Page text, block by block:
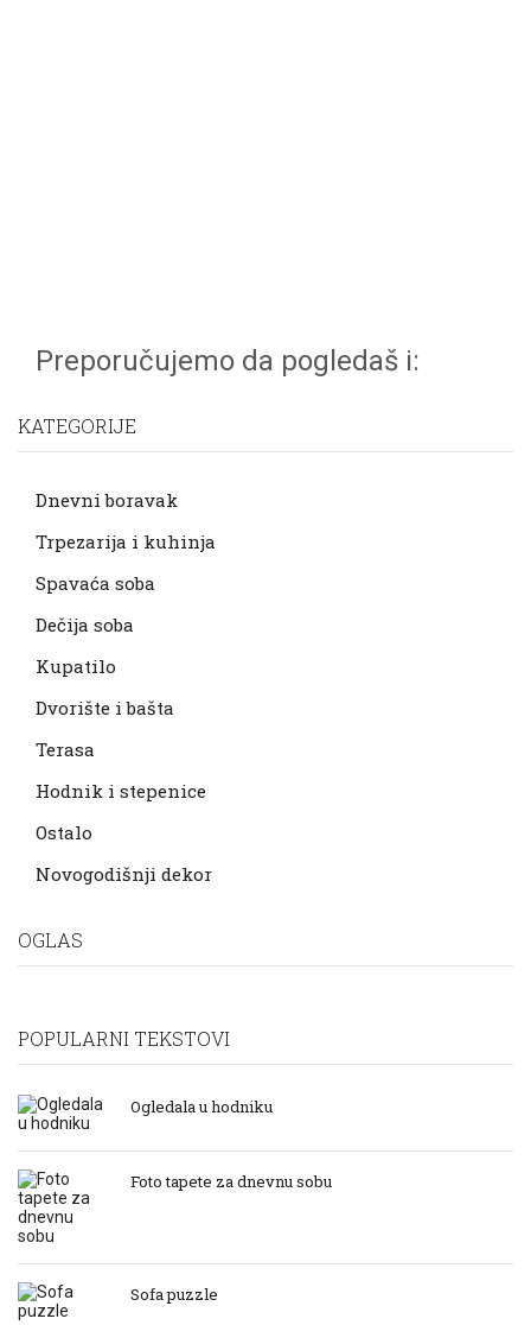
Preporučujemo da pogledaš i:
KATEGORIJE
Dnevni boravak
Trpezarija i kuhinja
Spavaća soba
Dečija soba
Kupatilo
Dvorište i bašta
Terasa
Hodnik i stepenice
Ostalo
Novogodišnji dekor
OGLAS
POPULARNI TEKSTOVI
Ogledala u hodniku
Foto tapete za dnevnu sobu
Sofa puzzle